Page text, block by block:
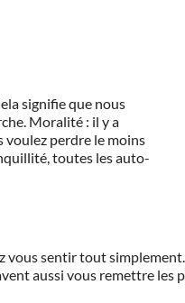
signifie que nous
Moralité : il y a
voulez perdre le moins
toutes les auto-
vous sentir tout
aussi vous remettre les